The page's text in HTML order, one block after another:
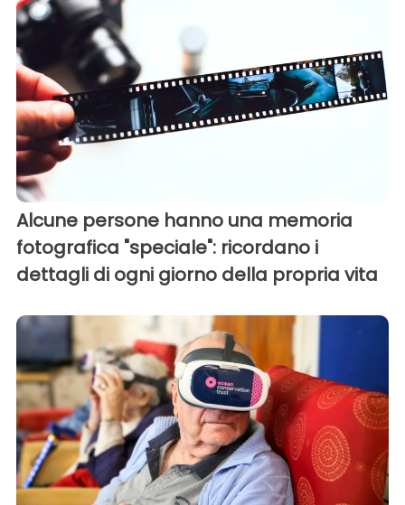
Alcune persone hanno una memoria
fotografica "speciale": ricordano i
dettagli di ogni giorno della propria vita